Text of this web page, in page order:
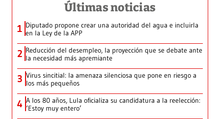
Últimas noticias
1 Diputado propone crear una autoridad del agua e incluirla
en la Ley de la APP
2 Reducción del desempleo, la proyección que se debate ante
la necesidad más apremiante
3 Virus sincitial: la amenaza silenciosa que pone en riesgo a
los más pequeños
4 A los 80 años, Lula oficializa su candidatura a la reelección:
‘Estoy muy entero’